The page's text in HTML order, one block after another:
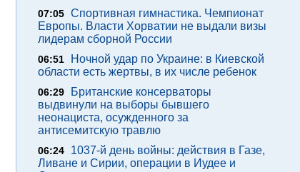
07:05 Спортивная гимнастика. Чемпионат
Европы. Власти Хорватии не выдали визы
лидерам сборной России
06:51
Ночной удар по Украине: в Киевской
области есть жертвы, в их числе ребенок
06:29
Британские консерваторы
выдвинули на выборы бывшего
неонациста, осужденного за
антисемитскую травлю
06:24
1037-й день войны: действия в Газе,
Ливане и Сирии, операции в Иудее и